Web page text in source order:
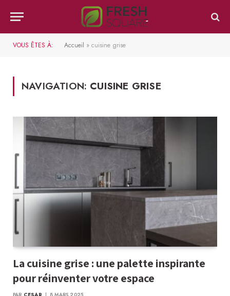
VOUS ÊTES À: Accueil » cuisine grise
NAVIGATION: CUISINE GRISE
La cuisine grise : une palette inspirante
pour réinventer votre espace